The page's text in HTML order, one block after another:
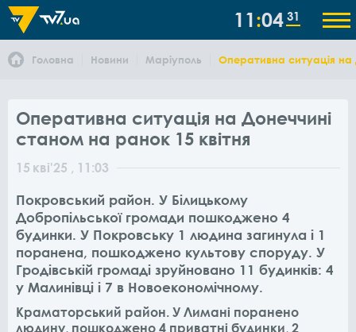
11 04 31
Головна Новини Маріуполь Оперативна ситуація на
Оперативна ситуація на Донеччині
станом на ранок 15 квітня
15 кві'25 , 11:03
Покровський район. У Білицькому
Добропільської громади пошкоджено 4
будинки. У Покровську 1 людина загинула і 1
поранена, пошкоджено культову споруду. У
Гродівській громаді зруйновано 11 будинків: 4
у Малинівці і 7 в Новоекономічному.
Краматорський район. У Лимані поранено
людину, пошкоджено 4 приватні будинки, 2